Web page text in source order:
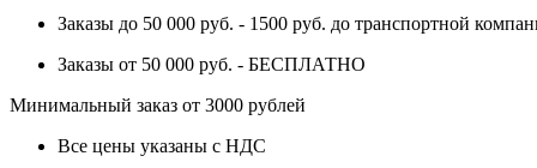
Заказы до 50 000 руб. - 1500 руб. до транспортной
Заказы от 50 000 руб. - БЕСПЛАТНО
Минимальный заказ от 3000 рублей
Все цены указаны с НДС